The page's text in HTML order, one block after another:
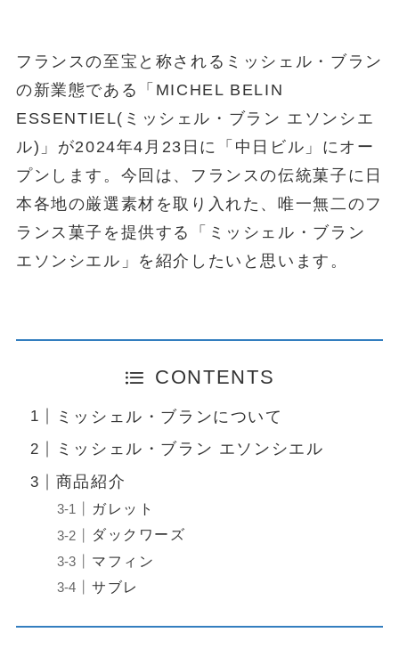
フランスの至宝と称されるミッシェル・ブラン
の新業態である「MICHEL BELIN
ESSENTIEL(ミッシェル・ブラン エソンシエ
ル)」が2024年4月23日に「中日ビル」にオー
プンします。今回は、フランスの伝統菓子に日
本各地の厳選素材を取り入れた、唯一無二のフ
ランス菓子を提供する「ミッシェル・ブラン
エソンシエル」を紹介したいと思います。
CONTENTS
ミッシェル・ブランについて
ミッシェル・ブラン エソンシエル
商品紹介
ガレット
ダックワーズ
マフィン
サブレ